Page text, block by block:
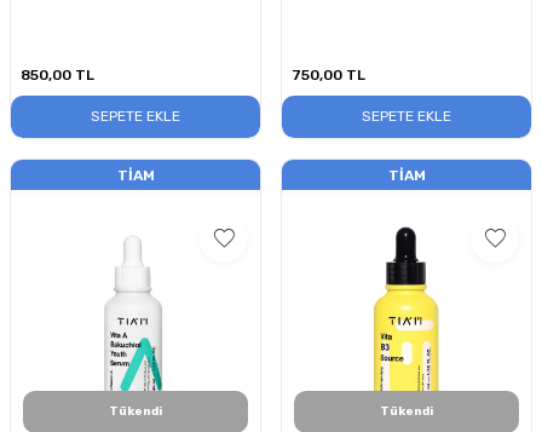
850,00 TL
SEPETE EKLE
750,00 TL
SEPETE EKLE
TIAM
Tükendi
TIAM
Tükendi